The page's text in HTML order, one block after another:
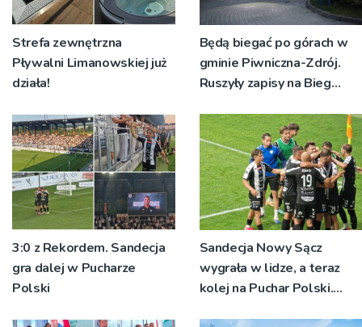
Strefa zewnętrzna
Pływalni Limanowskiej już
działa!
Będą biegać po górach w
gminie Piwniczna-Zdrój.
Ruszyły zapisy na Bieg
3:0 z Rekordem. Sandecja
gra dalej w Pucharze
Polski
Sandecja Nowy Sącz
wygrała w lidze, a teraz
kolej na Puchar Polski.